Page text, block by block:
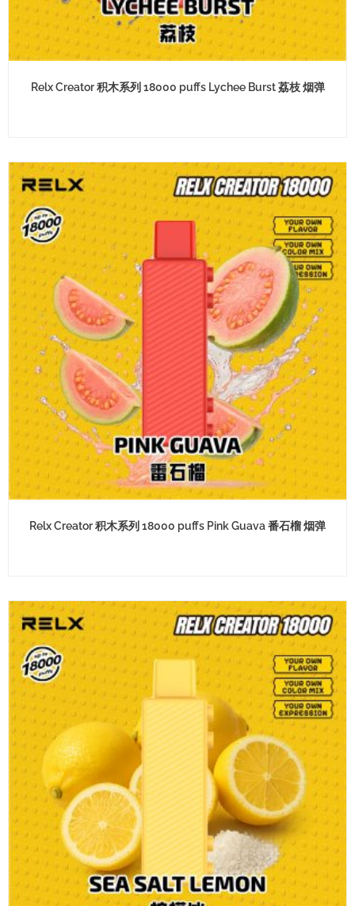
Relx Creator 积木系列 18000 puffs Lychee Burst 荔枝 烟弹
Relx Creator 积木系列 18000 puffs Pink Guava 番石榴 烟弹